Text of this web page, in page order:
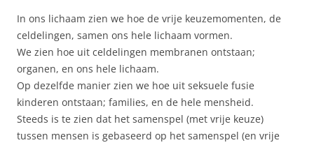
In ons lichaam zien we hoe de vrije keuzemomenten, de
celdelingen, samen ons hele lichaam vormen.
We zien hoe uit celdelingen membranen ontstaan;
organen, en ons hele lichaam.
Op dezelfde manier zien we hoe uit seksuele fusie
kinderen ontstaan; families, en de hele mensheid.
Steeds is te zien dat het samenspel (met vrije keuze)
tussen mensen is gebaseerd op het samenspel (en vrije